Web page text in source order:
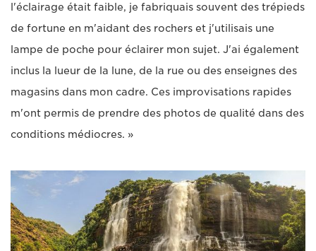
l'éclairage était faible, je fabriquais souvent des trépieds
de fortune en m'aidant des rochers et j'utilisais une
lampe de poche pour éclairer mon sujet. J'ai également
inclus la lueur de la lune, de la rue ou des enseignes des
magasins dans mon cadre. Ces improvisations rapides
m'ont permis de prendre des photos de qualité dans des
conditions médiocres. »